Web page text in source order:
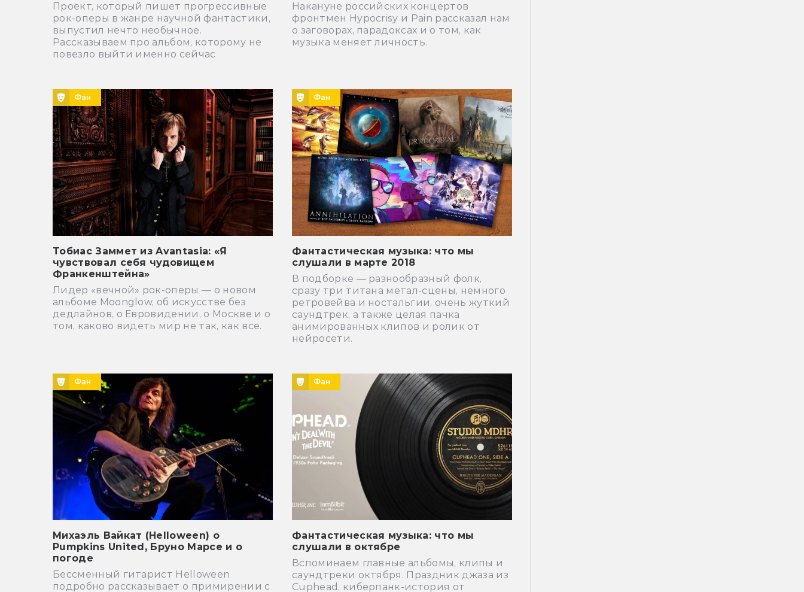
Проект, который пишет прогрессивные
рок-оперы в жанре научной фантастики,
выпустил нечто необычное.
Рассказываем про альбом, которому не
повезло выйти именно сейчас
Накануне российских концертов
фронтмен Hypocrisy и Pain рассказал нам
о заговорах, парадоксах и о том, как
музыка меняет личность.
Фан
Тобиас Заммет из Avantasia: «Я
чувствовал себя чудовищем
Франкенштейна»
Лидер «вечной» рок-оперы — о новом
альбоме Moonglow, об искусстве без
дедлайнов, о Евровидении, о Москве и о
том, каково видеть мир не так, как все.
Фан
Фантастическая музыка: что мы
слушали в марте 2018
В подборке — разнообразный фолк,
сразу три титана метал-сцены, немного
ретровейва и ностальгии, очень жуткий
саундтрек, а также целая пачка
анимированных клипов и ролик от
нейросети.
Фан
Михаэль Вайкат (Helloween) о
Pumpkins United, Бруно Марсе и о
погоде
Бессменный гитарист Helloween
подробно рассказывает о примирении с
Фан
Фантастическая музыка: что мы
слушали в октябре
Вспоминаем главные альбомы, клипы и
саундтреки октября. Праздник джаза из
Cuphead, киберпанк-история от